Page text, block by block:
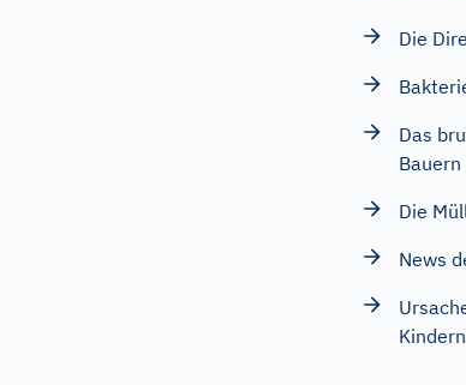
Die
Das
Bauern
Die
News